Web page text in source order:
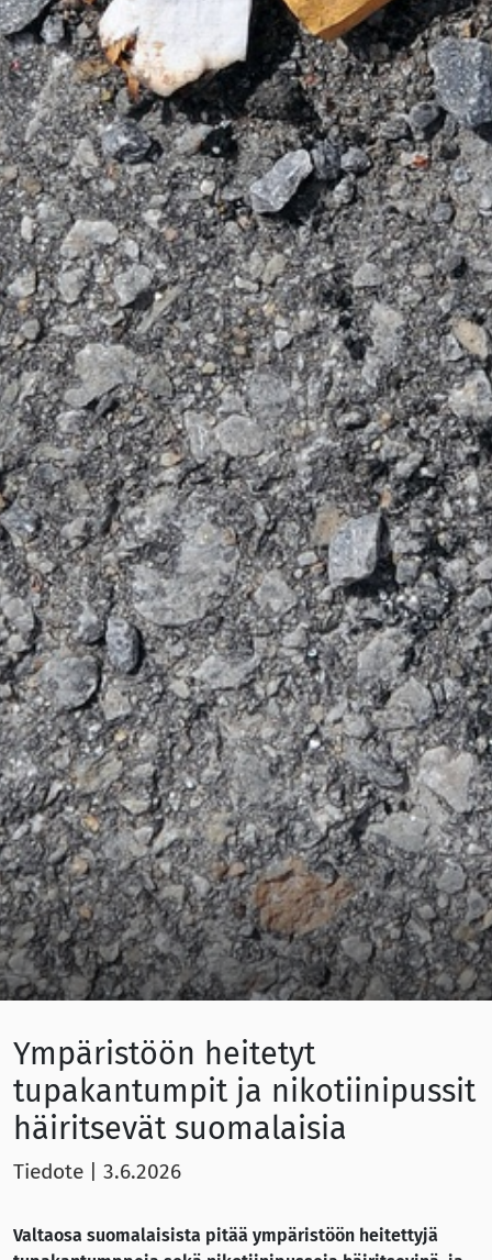
Ympäristöön heitetyt
tupakantumpit ja nikotiinipussit
häiritsevät suomalaisia
Tiedote 3.6.2026
Valtaosa suomalaisista pitää ympäristöön heitettyjä